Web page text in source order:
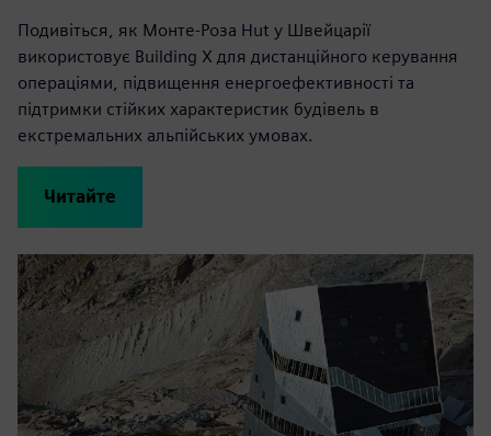
Подивіться, як Монте-Роза Hut у Швейцарії
використовує Building X для дистанційного керування
операціями, підвищення енергоефективності та
підтримки стійких характеристик будівель в
екстремальних альпійських умовах.
Читайте